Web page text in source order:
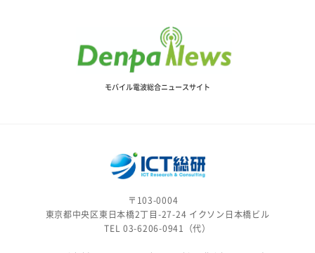
モバイル電波総合ニュースサイト
〒103-0004
東京都中央区東日本橋2丁目-27-24 イクソン日本橋ビル
TEL 03-6206-0941（代）